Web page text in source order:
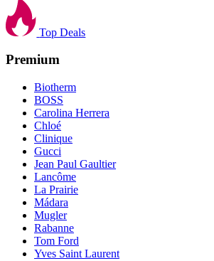
Top Deals
Premium
Biotherm
BOSS
Carolina Herrera
Chloé
Clinique
Gucci
Jean Paul Gaultier
Lancôme
La Prairie
Mádara
Mugler
Rabanne
Tom Ford
Yves Saint Laurent